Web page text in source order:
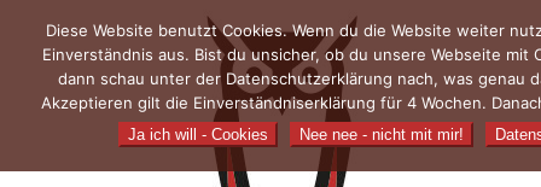
content
Diese Website benutzt Cookies. Wenn du die Website weiter
Einverständnis aus. Bist du unsicher, ob du unsere Webseite mit
dann schau unter der Datenschutzerklärung nach, was genau
Akzeptieren gilt die Einverständniserklärung für 4 Wochen.
Ja ich will - Cookies Nee nee - nicht mit mir!